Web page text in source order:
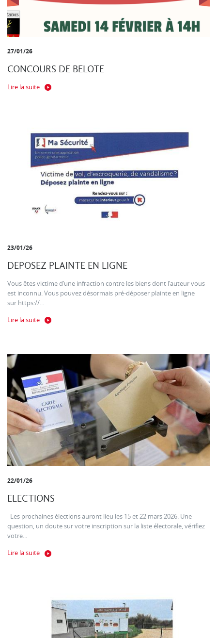
27/01/26
CONCOURS DE BELOTE
Lire la suite
23/01/26
DEPOSEZ PLAINTE EN LIGNE
Vous êtes victime d’une infraction contre les biens dont l’auteur vous
est inconnu. Vous pouvez désormais pré-déposer plainte en ligne
sur https://...
Lire la suite
22/01/26
ELECTIONS
Les prochaines élections auront lieu les 15 et 22 mars 2026. Une
question, un doute sur votre inscription sur la liste électorale, vérifiez
votre...
Lire la suite